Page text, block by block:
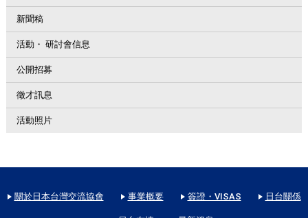
新聞稿
活動・ 研討會信息
公開招募
徵才訊息
活動照片
關於日本台灣交流協會 事業概要 簽證・VISAS 日台關係